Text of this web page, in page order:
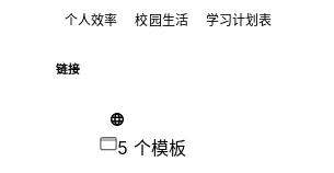
个人效率 校园生活 学习计划表
链接
5 个模板